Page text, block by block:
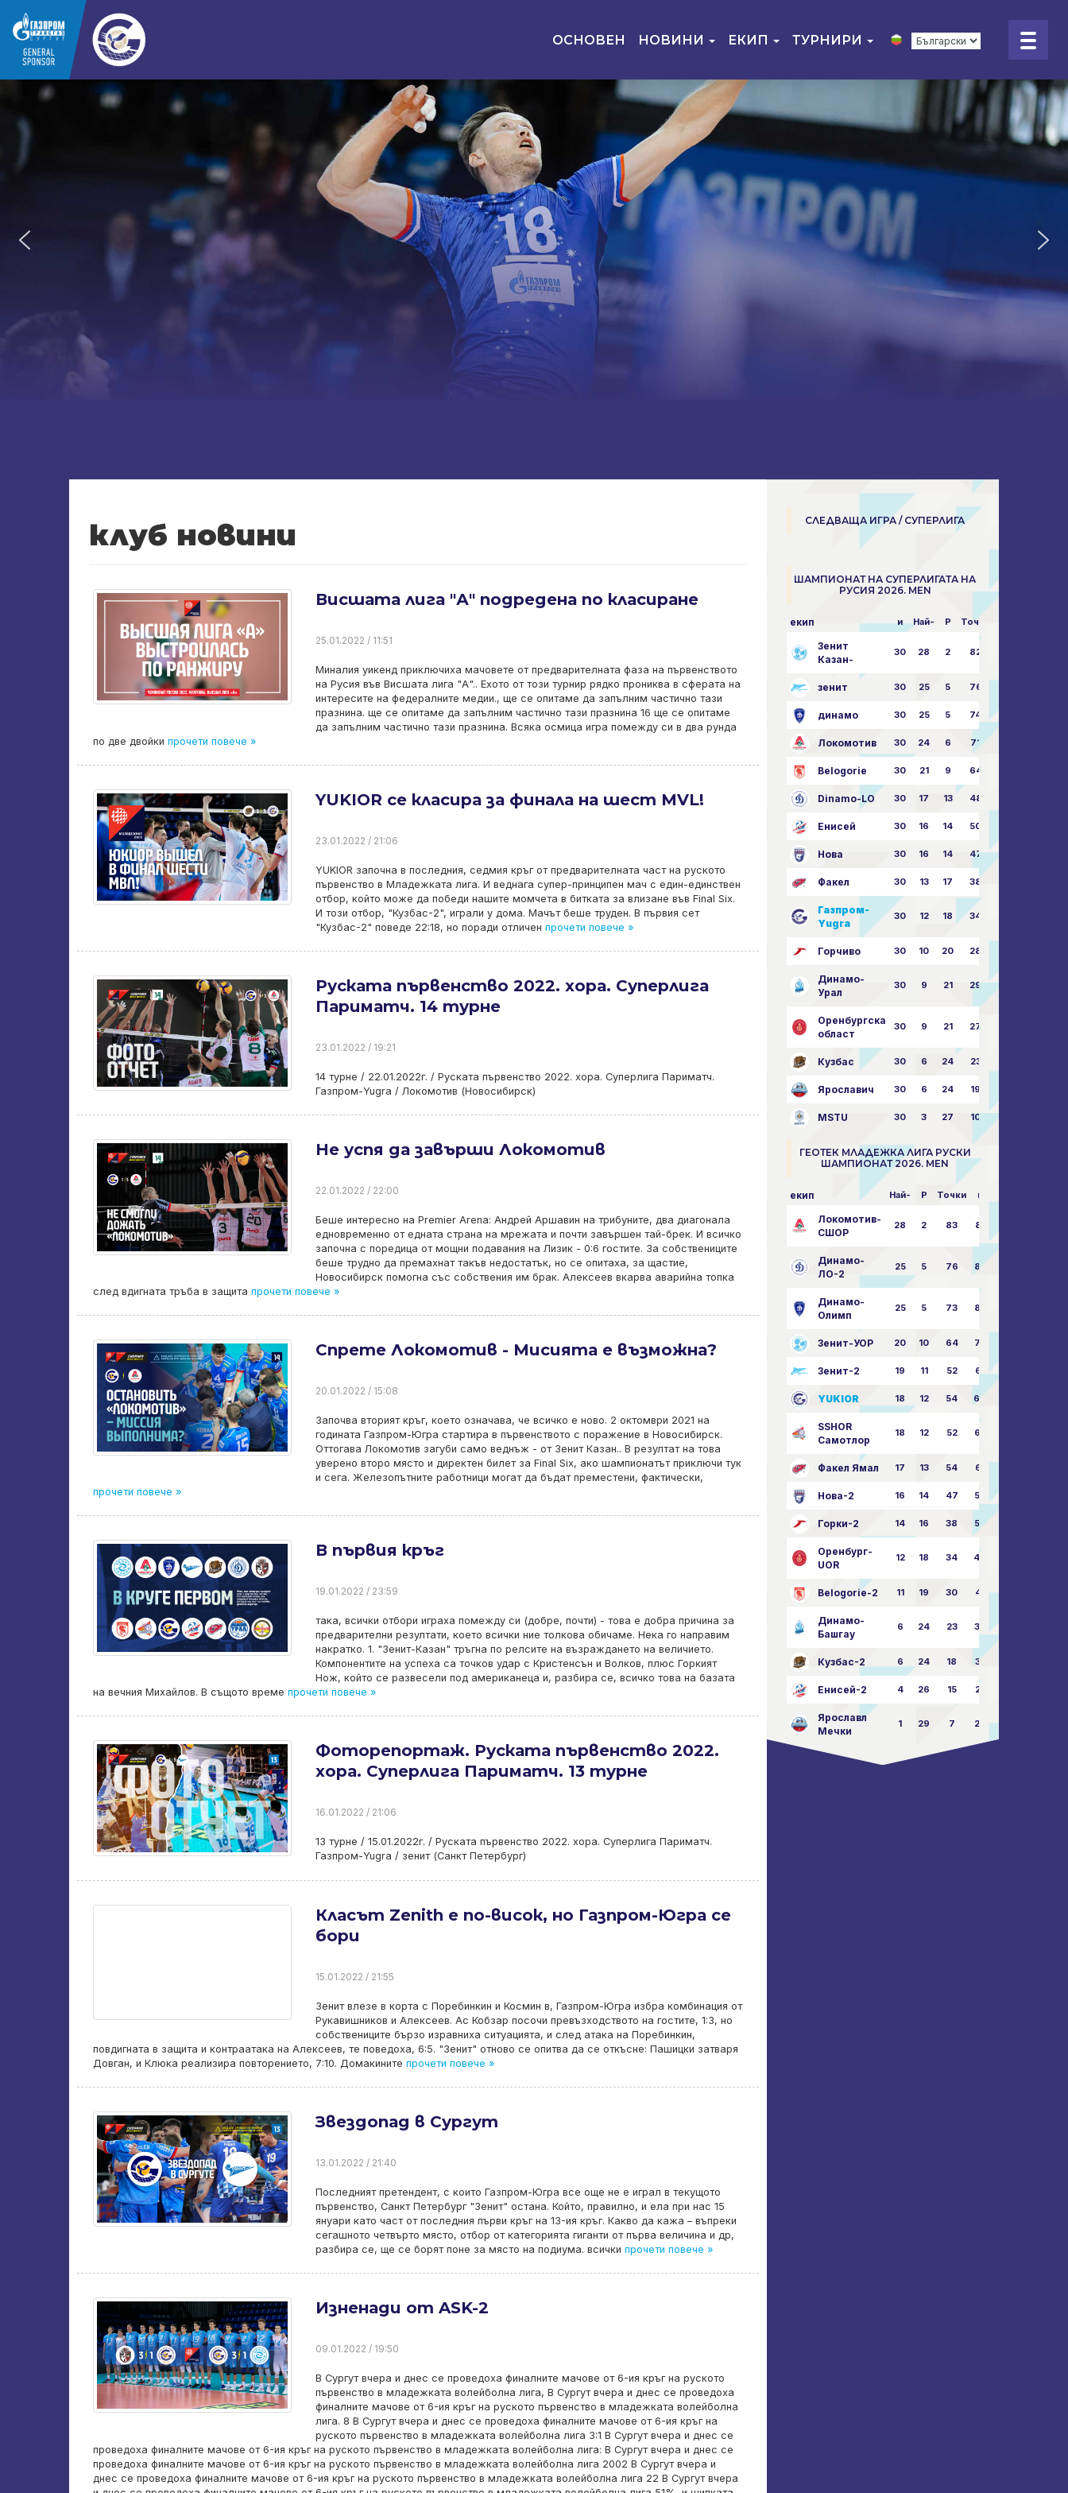
ОСНОВЕН НОВИНИ ЕКИП ТУРНИРИ
клуб новини
Висшата лига "А" подредена по класиране
25.01.2022 / 11:51
Миналия уикенд приключиха мачовете от предварителната фаза на първенството
на Русия във Висшата лига "А".. Ехото от този турнир рядко прониква в сферата на
интересите на федералните медии., ще се опитаме да запълним частично тази
празнина. ще се опитаме да запълним частично тази празнина 16 ще се опитаме
да запълним частично тази празнина. Всяка осмица игра помежду си в два рунда
по две двойки прочети повече »
YUKIOR се класира за финала на шест MVL!
23.01.2022 / 21:06
YUKIOR започна в последния, седмия кръг от предварителната част на руското
първенство в Младежката лига. И веднага супер-принципен мач с един-единствен
отбор, който може да победи нашите момчета в битката за влизане във Final Six.
И този отбор, "Кузбас-2", играли у дома. Мачът беше труден. В първия сет
"Кузбас-2" поведе 22:18, но поради отличен прочети повече »
Руската първенство 2022. хора. Суперлига
Париматч. 14 турне
23.01.2022 / 19:21
14 турне / 22.01.2022г. / Руската първенство 2022. хора. Суперлига Париматч.
Газпром-Yugra / Локомотив (Новосибирск)
Не успя да завърши Локомотив
22.01.2022 / 22:00
Беше интересно на Premier Arena: Андрей Аршавин на трибуните, два диагонала
едновременно от едната страна на мрежата и почти завършен тай-брек. И всичко
започна с поредица от мощни подавания на Лизик - 0:6 гостите. За собствениците
беше трудно да премахнат такъв недостатък, но се опитаха, за щастие,
Новосибирск помогна със собствения им брак. Алексеев вкарва аварийна топка
след вдигната тръба в защита прочети повече »
Спрете Локомотив - Мисията е възможна?
20.01.2022 / 15:08
Започва вторият кръг, което означава, че всичко е ново. 2 октомври 2021 на
годината Газпром-Югра стартира в първенството с поражение в Новосибирск.
Оттогава Локомотив загуби само веднъж - от Зенит Казан.. В резултат на това
уверено второ място и директен билет за Final Six, ако шампионатът приключи тук
и сега. Железопътните работници могат да бъдат преместени, фактически,
прочети повече »
В първия кръг
19.01.2022 / 23:59
така, всички отбори играха помежду си (добре, почти) - това е добра причина за
предварителни резултати, което всички ние толкова обичаме. Нека го направим
накратко. 1. "Зенит-Казан" тръгна по релсите на възраждането на величието.
Компонентите на успеха са точков удар с Кристенсън и Волков, плюс Горкият
Нож, който се развесели под американеца и, разбира се, всичко това на базата
на вечния Михайлов. В същото време прочети повече »
Фоторепортаж. Руската първенство 2022.
хора. Суперлига Париматч. 13 турне
16.01.2022 / 21:06
13 турне / 15.01.2022г. / Руската първенство 2022. хора. Суперлига Париматч.
Газпром-Yugra / зенит (Санкт Петербург)
Класът Zenith е по-висок, но Газпром-Югра се
бори
15.01.2022 / 21:55
Зенит влезе в корта с Поребинкин и Космин в, Газпром-Югра избра комбинация от
Рукавишников и Алексеев. Ас Кобзар посочи превъзходството на гостите, 1:3, но
собствениците бързо изравниха ситуацията, и след атака на Поребинкин,
повдигната в защита и контраатака на Алексеев, те поведоха, 6:5. "Зенит" отново се опитва да се откъсне: Пашицки затваря
Довган, и Клюка реализира повторението, 7:10. Домакините прочети повече »
Звездопад в Сургут
13.01.2022 / 21:40
Последният претендент, с които Газпром-Югра все още не е играл в текущото
първенство, Санкт Петербург "Зенит" остана. Който, правилно, и ела при нас 15
януари като част от последния първи кръг на 13-ия кръг. Какво да кажа – въпреки
сегашното четвърто място, отбор от категорията гиганти от първа величина и др,
разбира се, ще се борят поне за място на подиума. всички прочети повече »
Изненади от ASK-2
09.01.2022 / 19:50
В Сургут вчера и днес се проведоха финалните мачове от 6-ия кръг на руското
първенство в младежката волейболна лига, В Сургут вчера и днес се проведоха
финалните мачове от 6-ия кръг на руското първенство в младежката волейболна
лига. 8 В Сургут вчера и днес се проведоха финалните мачове от 6-ия кръг на
руското първенство в младежката волейболна лига 3:1 В Сургут вчера и днес се
проведоха финалните мачове от 6-ия кръг на руското първенство в младежката волейболна лига: В Сургут вчера и днес се
проведоха финалните мачове от 6-ия кръг на руското първенство в младежката волейболна лига 2002 В Сургут вчера и
днес се проведоха финалните мачове от 6-ия кръг на руското първенство в младежката волейболна лига 22 В Сургут вчера
СЛЕДВАЩА ИГРА / СУПЕРЛИГА
ШАМПИОНАТ НА СУПЕРЛИГАТА НА
РУСИЯ 2026. MEN
екип и Най- P Точки
Зенит
Казан-
30 28 2 82
зенит 30 25 5 76
динамо 30 25 5 74
Локомотив 30 24 6 71
Belogorie 30 21 9 64
Dinamo-LO 30 17 13 48
Енисей 30 16 14 50
Нова 30 16 14 47 62:58
Факел 30 13 17 38
Газпром-
Yugra
30 12 18 34
Горчиво 30 10 20 28
Динамо-
Урал
30 9 21 29 41:70
Оренбургска
област
30 9 21 27
Кузбас 30 6 24 23
Ярославич 30 6 24 19
MSTU 30 3 27 10 25:87
ГЕОТЕК МЛАДЕЖКА ЛИГА РУСКИ
ШАМПИОНАТ 2026. MEN
екип Най- P Точки пара
Локомотив-
СШОР
28 2 83 85:14
Динамо-
ЛО-2
25 5 76 82:30
Динамо-
Олимп
25 5 73 80:32
Зенит-УОР 20 10 64 74:43
Зенит-2 19 11 52 68:51
YUKIOR 18 12 54 64:46
SSHOR
Самотлор
18 12 52 64:50
Факел Ямал 17 13 54 65:52
Нова-2 16 14 47 58:57
Горки-2 14 16 38 50:63
Оренбург-
UOR
12 18 34 49:67
Belogorie-2 11 19 30 44:71
Динамо-
Башгау
6 24 23 36:75
Кузбас-2 6 24 18 35:82
Енисей-2 4 26 15 25:82
Ярославл
Мечки
1 29 7 23:87